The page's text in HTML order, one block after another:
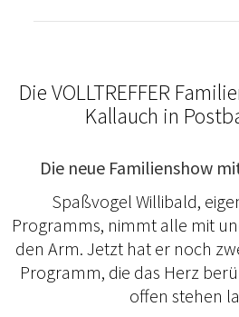
Die VOLLTREFFER
Kallauch in
Die neue Familienshow
Spaßvogel Willibald,
Programms, nimmt alle mit
den Arm. Jetzt hat er noch
Programm, die das Herz
offen stehen